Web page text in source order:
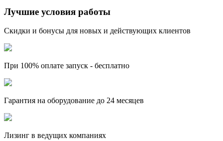
Лучшие условия работы
Скидки и бонусы для новых и действующих клиентов
При 100% оплате запуск - бесплатно
Гарантия на оборудование до 24 месяцев
Лизинг в ведущих компаниях